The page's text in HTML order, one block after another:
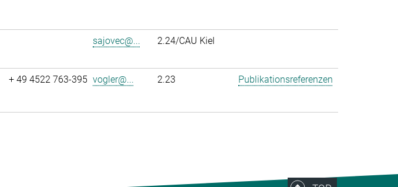
sajovec@... 2.24/CAU Kiel
+ 49 4522 763-395 vogler@... 2.23 Publikationsreferenzen